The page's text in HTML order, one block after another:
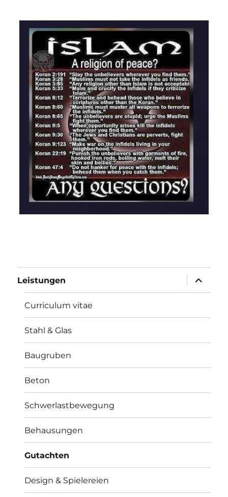
Leistungen
öffnen
Curriculum vitae
Stahl & Glas
Baugruben
Beton
Schwerlastbewegung
Behausungen
Gutachten
Design & Spielereien